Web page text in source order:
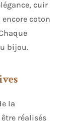
cuir
coton
bijou.
la
réalisés